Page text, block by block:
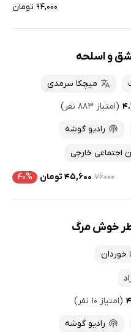
۹۴,۰۰۰ تومان
و اسلحه
میچکا سرمدی
(امتیاز ۸۸۳ نفر)
رادیو گوشه
اجتماعی خارجی
۷۶۰۰۰ ۴۵,۶۰۰ تومان ۴۰%
خوش مرگ
خوردان
(امتیاز ۱۰ نفر)
رادیو گوشه